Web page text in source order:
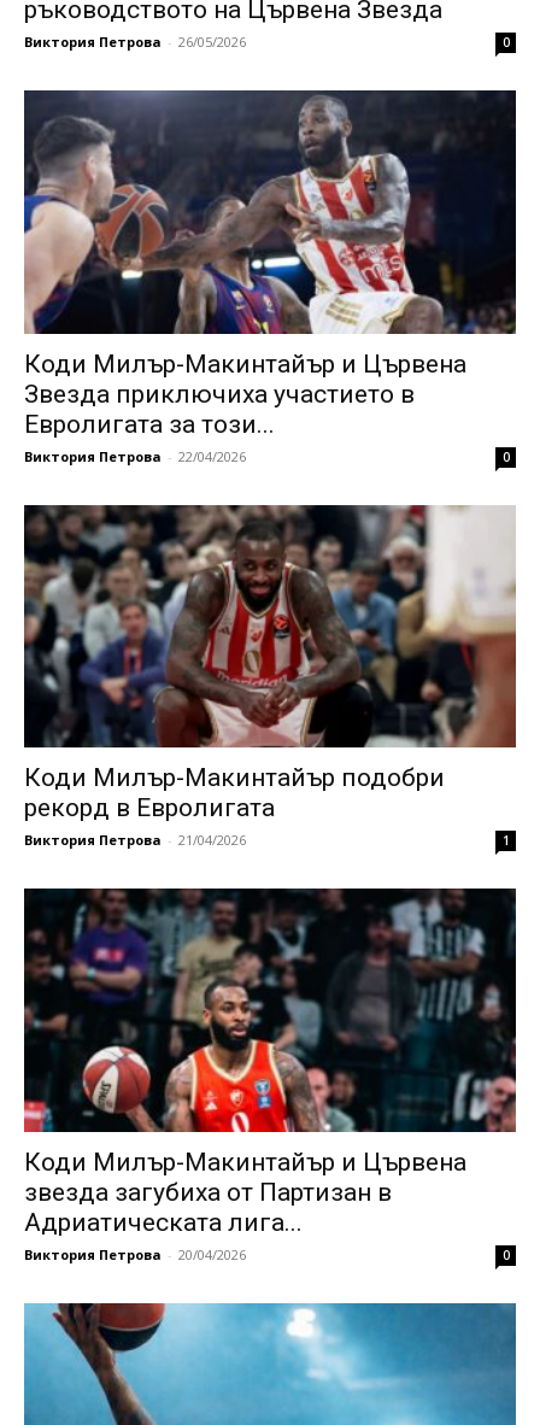
ръководството на Цървена Звезда
Виктория Петрова - 26/05/2026 0
Коди Милър-Макинтайър и Цървена
Звезда приключиха участието в
Евролигата за този...
Виктория Петрова - 22/04/2026 0
Коди Милър-Макинтайър подобри
рекорд в Евролигата
Виктория Петрова - 21/04/2026 1
Коди Милър-Макинтайър и Цървена
звезда загубиха от Партизан в
Адриатическата лига...
Виктория Петрова - 20/04/2026 0